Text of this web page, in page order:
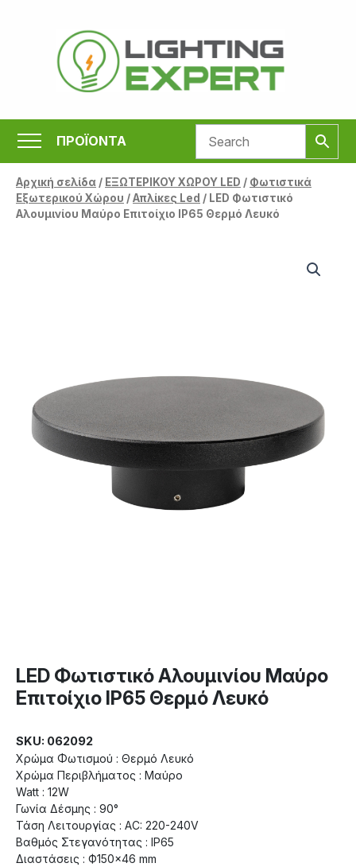
περιεχόμενο
ΠΡΟΪΟΝΤΑ
Αρχική σελίδα/ ΕΞΩΤΕΡΙΚΟΥ ΧΩΡΟΥ LED / Φωτιστικά
Εξωτερικού Χώρου /Απλίκες Led / LED Φωτιστικό
Αλουμινίου Μαύρο Επιτοίχιο IP65 Θερμό Λευκό
LED Φωτιστικό Αλουμινίου Μαύρο
Επιτοίχιο IP65 Θερμό Λευκό
SKU: 062092
Χρώμα Φωτισμού : Θερμό Λευκό
Χρώμα Περιβλήματος : Μαύρο
Watt : 12W
Γωνία Δέσμης : 90°
Τάση Λειτουργίας : AC: 220-240V
Βαθμός Στεγανότητας : IP65
Διαστάσεις : Ф150×46 mm